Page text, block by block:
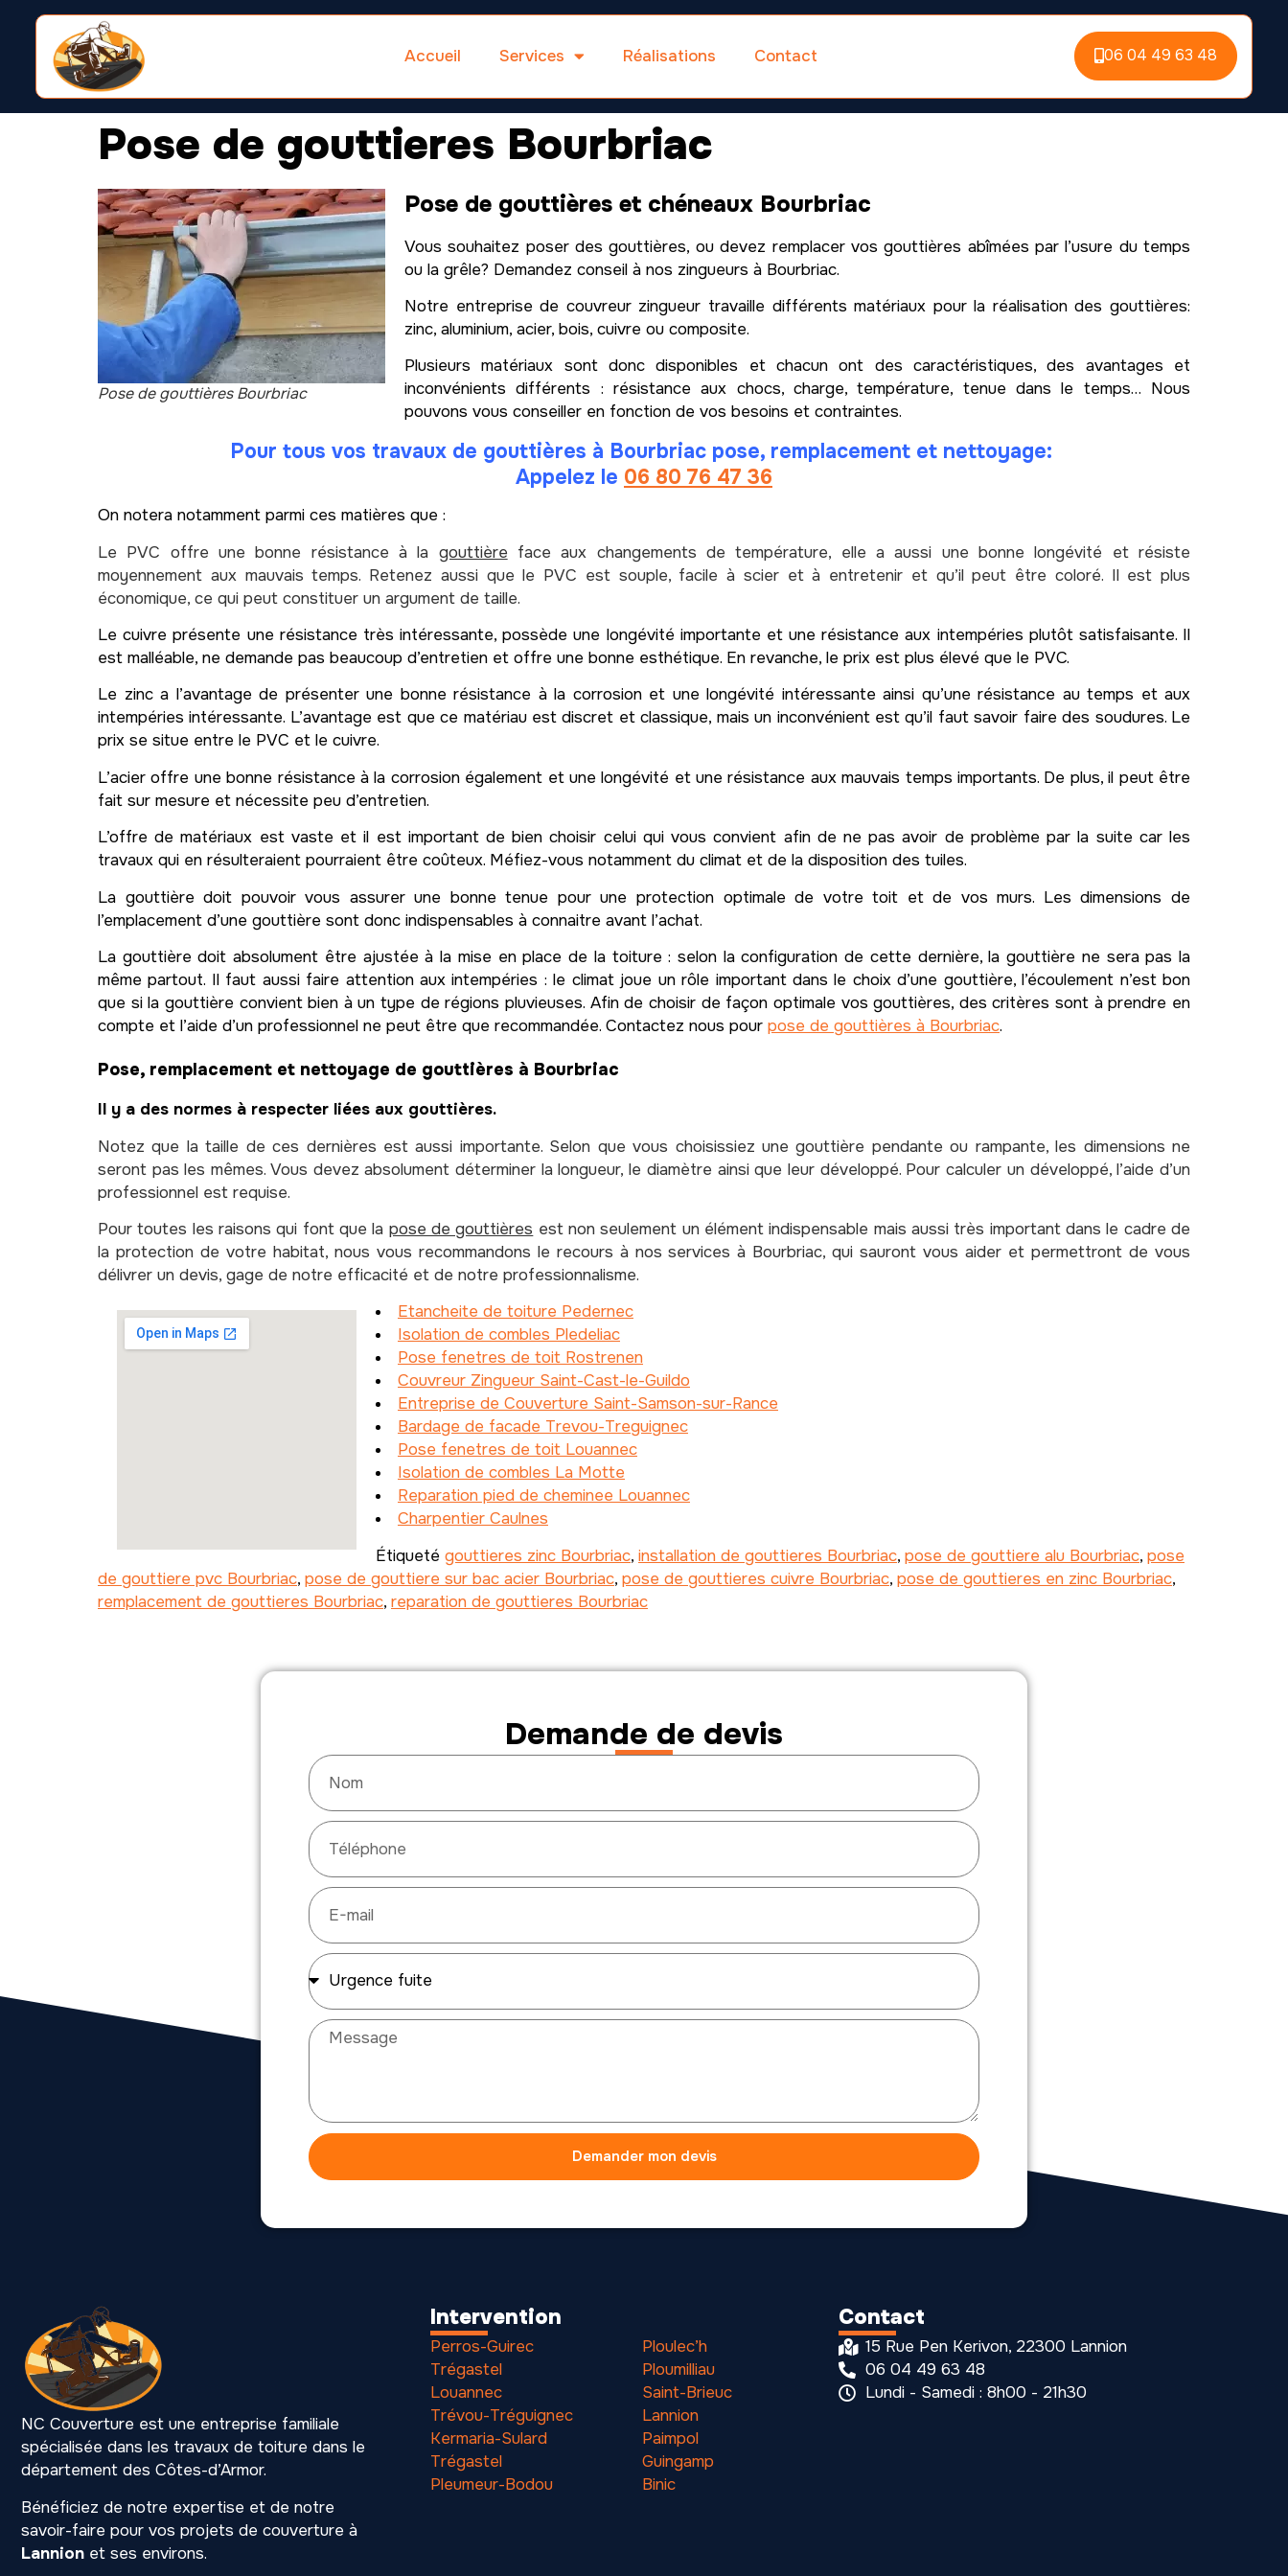
Accueil Services Réalisations Contact 06 04 49 63 48
Pose de gouttieres Bourbriac
Pose de gouttières Bourbriac
Pose de gouttières et chéneaux Bourbriac
Vous souhaitez poser des gouttières, ou devez remplacer vos gouttières abîmées par l’usure du temps
ou la grêle? Demandez conseil à nos zingueurs à Bourbriac.
Notre entreprise de couvreur zingueur travaille différents matériaux pour la réalisation des gouttières:
zinc, aluminium, acier, bois, cuivre ou composite.
Plusieurs matériaux sont donc disponibles et chacun ont des caractéristiques, des avantages et
inconvénients différents : résistance aux chocs, charge, température, tenue dans le temps… Nous
pouvons vous conseiller en fonction de vos besoins et contraintes.
Pour tous vos travaux de gouttières à Bourbriac pose, remplacement et nettoyage:
Appelez le 06 80 76 47 36
On notera notamment parmi ces matières que :
Le PVC offre une bonne résistance à la gouttière face aux changements de température, elle a aussi une bonne longévité et résiste
moyennement aux mauvais temps. Retenez aussi que le PVC est souple, facile à scier et à entretenir et qu’il peut être coloré. Il est plus
économique, ce qui peut constituer un argument de taille.
Le cuivre présente une résistance très intéressante, possède une longévité importante et une résistance aux intempéries plutôt satisfaisante. Il
est malléable, ne demande pas beaucoup d’entretien et offre une bonne esthétique. En revanche, le prix est plus élevé que le PVC.
Le zinc a l’avantage de présenter une bonne résistance à la corrosion et une longévité intéressante ainsi qu’une résistance au temps et aux
intempéries intéressante. L’avantage est que ce matériau est discret et classique, mais un inconvénient est qu’il faut savoir faire des soudures. Le
prix se situe entre le PVC et le cuivre.
L’acier offre une bonne résistance à la corrosion également et une longévité et une résistance aux mauvais temps importants. De plus, il peut être
fait sur mesure et nécessite peu d’entretien.
L’offre de matériaux est vaste et il est important de bien choisir celui qui vous convient afin de ne pas avoir de problème par la suite car les
travaux qui en résulteraient pourraient être coûteux. Méfiez-vous notamment du climat et de la disposition des tuiles.
La gouttière doit pouvoir vous assurer une bonne tenue pour une protection optimale de votre toit et de vos murs. Les dimensions de
l’emplacement d’une gouttière sont donc indispensables à connaitre avant l’achat.
La gouttière doit absolument être ajustée à la mise en place de la toiture : selon la configuration de cette dernière, la gouttière ne sera pas la
même partout. Il faut aussi faire attention aux intempéries : le climat joue un rôle important dans le choix d’une gouttière, l’écoulement n’est bon
que si la gouttière convient bien à un type de régions pluvieuses. Afin de choisir de façon optimale vos gouttières, des critères sont à prendre en
compte et l’aide d’un professionnel ne peut être que recommandée. Contactez nous pour pose de gouttières à Bourbriac.
Pose, remplacement et nettoyage de gouttières à Bourbriac
Il y a des normes à respecter liées aux gouttières.
Notez que la taille de ces dernières est aussi importante. Selon que vous choisissiez une gouttière pendante ou rampante, les dimensions ne
seront pas les mêmes. Vous devez absolument déterminer la longueur, le diamètre ainsi que leur développé. Pour calculer un développé, l’aide d’un
professionnel est requise.
Pour toutes les raisons qui font que la pose de gouttières est non seulement un élément indispensable mais aussi très important dans le cadre de
la protection de votre habitat, nous vous recommandons le recours à nos services à Bourbriac, qui sauront vous aider et permettront de vous
délivrer un devis, gage de notre efficacité et de notre professionnalisme.
Etancheite de toiture Pedernec
Isolation de combles Pledeliac
Pose fenetres de toit Rostrenen
Couvreur Zingueur Saint-Cast-le-Guildo
Entreprise de Couverture Saint-Samson-sur-Rance
Bardage de facade Trevou-Treguignec
Pose fenetres de toit Louannec
Isolation de combles La Motte
Reparation pied de cheminee Louannec
Charpentier Caulnes
Étiqueté gouttieres zinc Bourbriac, installation de gouttieres Bourbriac, pose de gouttiere alu Bourbriac, pose
de gouttiere pvc Bourbriac, pose de gouttiere sur bac acier Bourbriac, pose de gouttieres cuivre Bourbriac, pose de gouttieres en zinc Bourbriac,
remplacement de gouttieres Bourbriac, reparation de gouttieres Bourbriac
Demande de devis
Demander mon devis
NC Couverture est une entreprise familiale
spécialisée dans les travaux de toiture dans le
département des Côtes-d’Armor.
Bénéficiez de notre expertise et de notre
savoir-faire pour vos projets de couverture à
Lannion et ses environs.
Intervention
Perros-Guirec
Trégastel
Louannec
Trévou-Tréguignec
Kermaria-Sulard
Trégastel
Pleumeur-Bodou
Ploulec’h
Ploumilliau
Saint-Brieuc
Lannion
Paimpol
Guingamp
Binic
Contact
15 Rue Pen Kerivon, 22300 Lannion
06 04 49 63 48
Lundi - Samedi : 8h00 - 21h30